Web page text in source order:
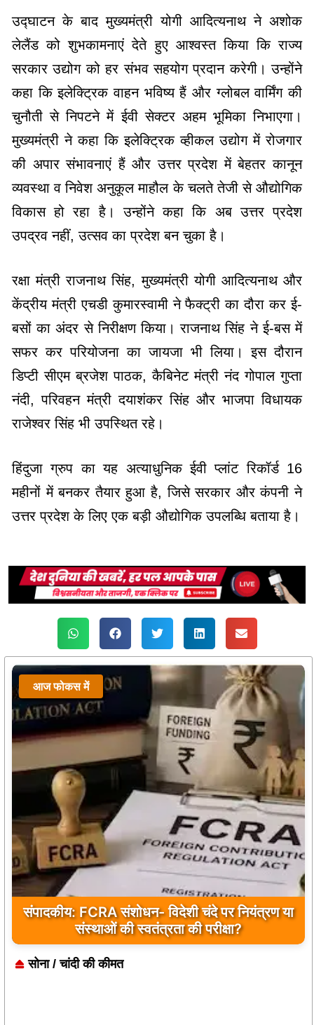
उद्घाटन के बाद मुख्यमंत्री योगी आदित्यनाथ ने अशोक
लेलैंड को शुभकामनाएं देते हुए आश्वस्त किया कि राज्य
सरकार उद्योग को हर संभव सहयोग प्रदान करेगी। उन्होंने
कहा कि इलेक्ट्रिक वाहन भविष्य हैं और ग्लोबल वार्मिंग की
चुनौती से निपटने में ईवी सेक्टर अहम भूमिका निभाएगा।
मुख्यमंत्री ने कहा कि इलेक्ट्रिक व्हीकल उद्योग में रोजगार
की अपार संभावनाएं हैं और उत्तर प्रदेश में बेहतर कानून
व्यवस्था व निवेश अनुकूल माहौल के चलते तेजी से औद्योगिक
विकास हो रहा है। उन्होंने कहा कि अब उत्तर प्रदेश
उपद्रव नहीं, उत्सव का प्रदेश बन चुका है।
रक्षा मंत्री राजनाथ सिंह, मुख्यमंत्री योगी आदित्यनाथ और
केंद्रीय मंत्री एचडी कुमारस्वामी ने फैक्ट्री का दौरा कर ई-
बसों का अंदर से निरीक्षण किया। राजनाथ सिंह ने ई-बस में
सफर कर परियोजना का जायजा भी लिया। इस दौरान
डिप्टी सीएम ब्रजेश पाठक, कैबिनेट मंत्री नंद गोपाल गुप्ता
नंदी, परिवहन मंत्री दयाशंकर सिंह और भाजपा विधायक
राजेश्वर सिंह भी उपस्थित रहे।
हिंदुजा ग्रुप का यह अत्याधुनिक ईवी प्लांट रिकॉर्ड 16
महीनों में बनकर तैयार हुआ है, जिसे सरकार और कंपनी ने
उत्तर प्रदेश के लिए एक बड़ी औद्योगिक उपलब्धि बताया है।
आज फोकस में
बांकीपुर में PK की बड़ी जीत, बीजेपी के किले में जनसुराज
की दस्तक
सोना / चांदी की कीमत